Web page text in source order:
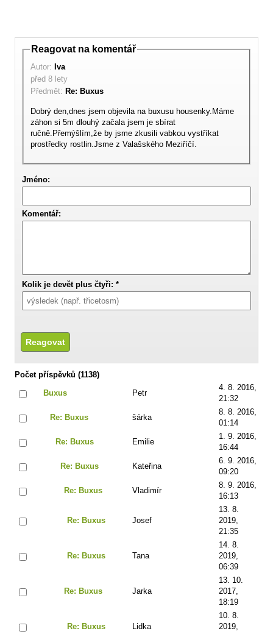
Reagovat na komentář
Autor: Iva
před 8 lety
Předmět: Re: Buxus
Dobrý den,dnes jsem objevila na buxusu housenky.Máme
záhon si 5m dlouhý začala jsem je sbírat
ručně.Přemýšlím,že by jsme zkusili vabkou vystříkat
prostředky rostlin.Jsme z Valašského Meziříčí.
Jméno:
Komentář:
Kolik je devět plus čtyři: *
Počet příspěvků (1138)
Buxus
Petr
4. 8. 2016,
21:32
Re: Buxus šárka
8. 8. 2016,
01:14
Re: Buxus Emilie
1. 9. 2016,
16:44
Re: Buxus Kateřina
6. 9. 2016,
09:20
Re: Buxus Vladimír
8. 9. 2016,
16:13
Re: Buxus Josef
13. 8.
2019,
21:35
Re: Buxus Tana
14. 8.
2019,
06:39
Re: Buxus Jarka
13. 10.
2017,
18:19
Re: Buxus Lidka
10. 8.
2019,